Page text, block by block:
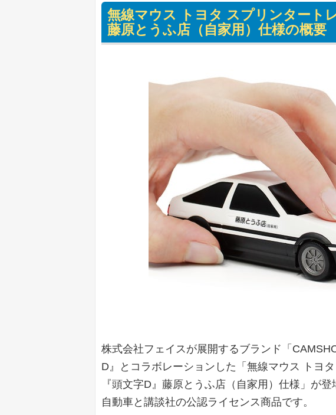
無線マウス トヨタ スプリンタート
藤原とうふ店（自家用）仕様の概要
株式会社フェイスが展開するブランド「
D』とコラボレーションした「無線マウス トヨ
『頭文字D』藤原とうふ店（自家用）仕様」が
自動車と講談社の公認ライセンス商品です。